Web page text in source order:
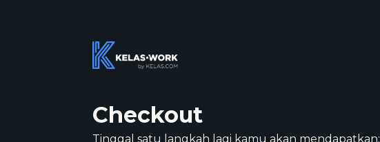
Checkout
Tinggal satu langkah lagi kamu akan mendapatkan: